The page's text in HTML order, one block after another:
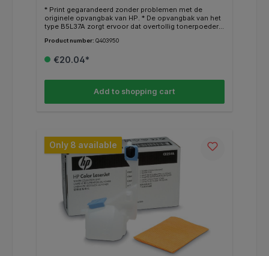
* Print gegarandeerd zonder problemen met de
originele opvangbak van HP. * De opvangbak van het
type B5L37A zorgt ervoor dat overtollig tonerpoeder
afdrukken altijd scherp en schoon. * Weten of je de
"geschikt voor" of jouw HP Printer ertussen staat.
Product number: Q403950
€20.04*
Add to shopping cart
Only 8 available